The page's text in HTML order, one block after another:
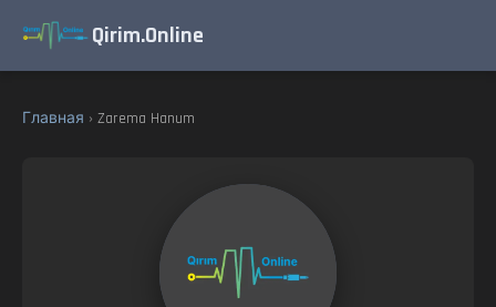
Qirim.Online
Главная › Zarema Hanum